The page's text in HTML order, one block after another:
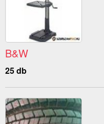
B&W
25 db